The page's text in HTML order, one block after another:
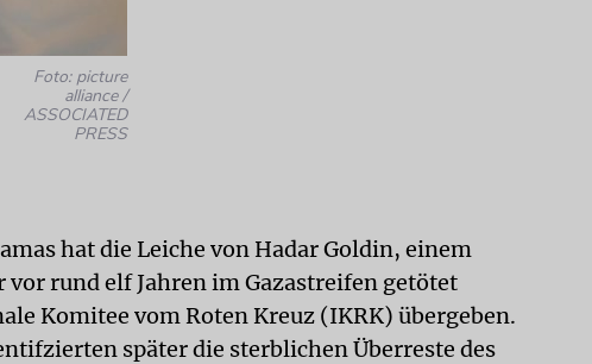
Foto: picture
alliance /
ASSOCIATED
PRESS
hat die Leiche von Hadar Goldin, einem
vor rund elf Jahren im Gazastreifen getötet
Komitee vom Roten Kreuz (IKRK) übergeben.
später die sterblichen Überreste des